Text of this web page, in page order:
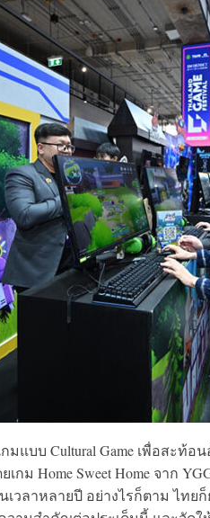
แบบ Cultural Game เพื่อสะ
ม Home Sweet Home จาก
เวลาหลายปี อย่างไรก็ตาม ไ